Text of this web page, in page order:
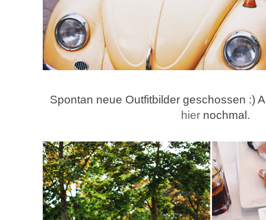
Spontan neue Outfitbilder geschossen :)
hiernochmal.